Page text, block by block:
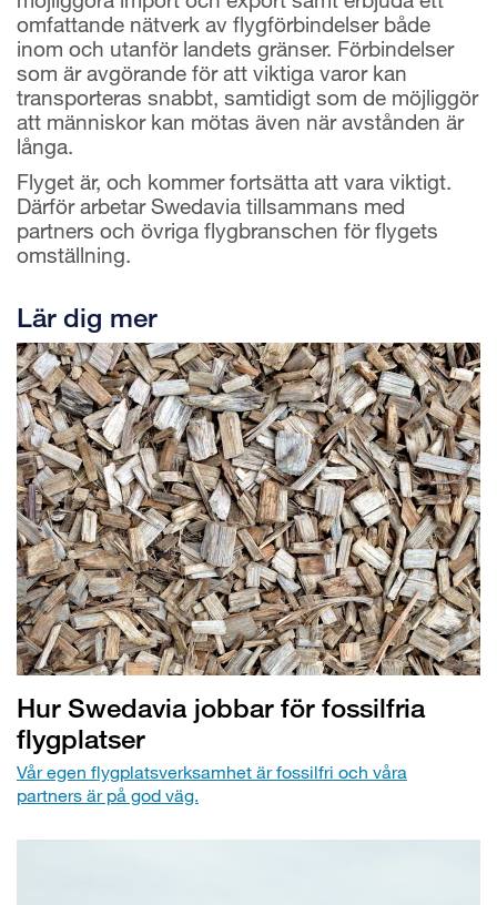
omfattande nätverk av flygförbindelser både
inom och utanför landets gränser. Förbindelser
som är avgörande för att viktiga varor kan
transporteras snabbt, samtidigt som de möjliggör
att människor kan mötas även när avstånden är
långa.
Flyget är, och kommer fortsätta att vara viktigt.
Därför arbetar Swedavia tillsammans med
partners och övriga flygbranschen för flygets
omställning.
Lär dig mer
Hur Swedavia jobbar för fossilfria
flygplatser
Vår egen flygplatsverksamhet är fossilfri och våra
partners är på god väg​.